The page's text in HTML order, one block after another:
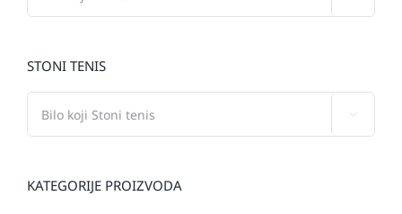
STONI TENIS
KATEGORIJE PROIZVODA